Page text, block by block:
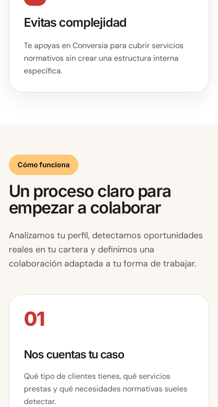
Evitas complejidad
Te apoyas en Conversia para cubrir servicios
normativos sin crear una estructura interna
específica.
Cómo funciona
Un proceso claro para
empezar a colaborar
Analizamos tu perfil, detectamos oportunidades
reales en tu cartera y definimos una
colaboración adaptada a tu forma de trabajar.
01
Nos cuentas tu caso
Qué tipo de clientes tienes, qué servicios
prestas y qué necesidades normativas sueles
detectar.